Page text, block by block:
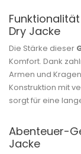
Dry Jacke
Die Stärke dieser
Komfort. Dank
Armen und
Konstruktion mit
sorgt für eine
Abenteuer-
Jacke